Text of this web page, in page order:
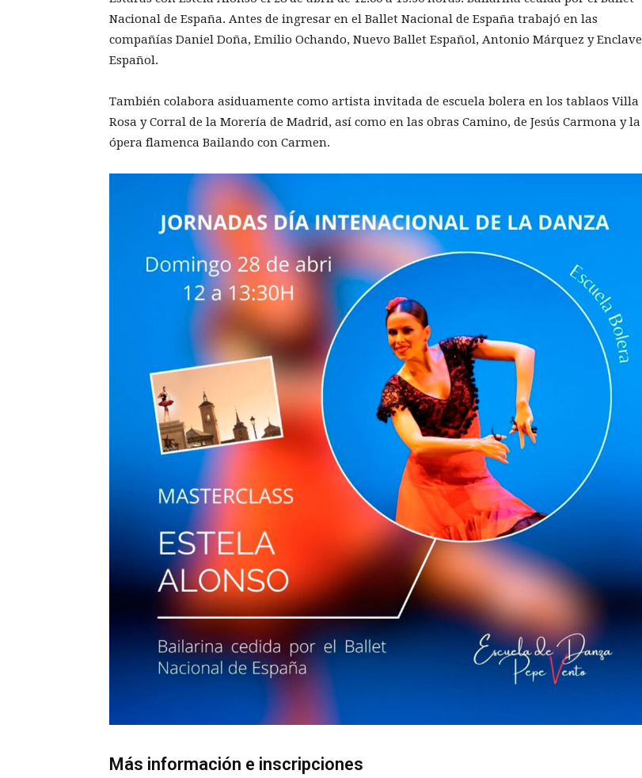
Nacional de España. Antes de ingresar en el Ballet Nacional de España trabajó en las
compañías Daniel Doña, Emilio Ochando, Nuevo Ballet Español, Antonio Márquez y Enclave
Español.
También colabora asiduamente como artista invitada de escuela bolera en los tablaos Villa
Rosa y Corral de la Morería de Madrid, así como en las obras Camino, de Jesús Carmona y la
ópera flamenca Bailando con Carmen.
Más información e inscripciones